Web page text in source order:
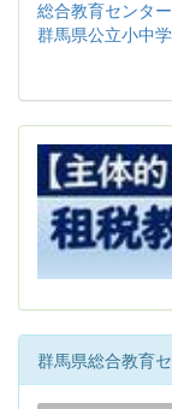
総合教育センタ
群馬県公立小中
群馬県総合教育